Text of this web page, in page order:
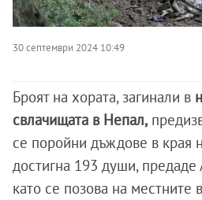
30 септември 2024 10:49
Броят на хората, загинали в
свлачищата в Непал,
се поройни дъждове в края
достигна 193 души,
като се позова на местните